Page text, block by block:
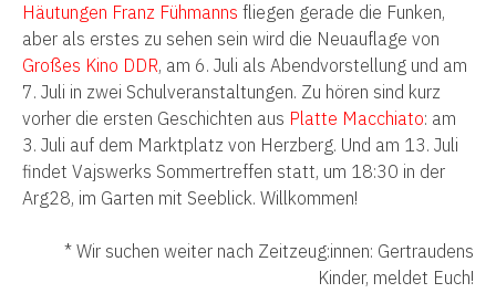
Häutungen Franz Fühmanns fliegen gerade die Funken,
aber als erstes zu sehen sein wird die Neuauflage von
Großes Kino DDR, am 6. Juli als Abendvorstellung und am
7. Juli in zwei Schulveranstaltungen. Zu hören sind kurz
vorher die ersten Geschichten aus Platte Macchiato: am
3. Juli auf dem Marktplatz von Herzberg. Und am 13. Juli
findet Vajswerks Sommertreffen statt, um 18:30 in der
Arg28, im Garten mit Seeblick. Willkommen!
* Wir suchen weiter nach Zeitzeug:innen: Gertraudens
Kinder, meldet Euch!